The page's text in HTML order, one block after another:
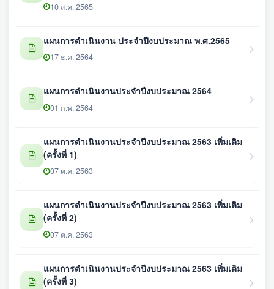
10 ส.ค. 2565
แผนการดำเนินงาน ประจำปีงบประมาณ พ.ศ.2565
17 ธ.ค. 2564
แผนการดำเนินงานประจำปีงบประมาณ 2564
01 ก.พ. 2564
แผนการดำเนินงานประจำปีงบประมาณ 2563 เพิ่มเติม
(ครั้งที่ 1)
07 ต.ค. 2563
แผนการดำเนินงานประจำปีงบประมาณ 2563 เพิ่มเติม
(ครั้งที่ 2)
07 ต.ค. 2563
แผนการดำเนินงานประจำปีงบประมาณ 2563 เพิ่มเติม
(ครั้งที่ 3)